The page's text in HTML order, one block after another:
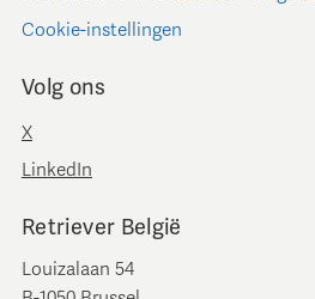
Cookie-instellingen
Volg ons
X
LinkedIn
Retriever België
Louizalaan 54